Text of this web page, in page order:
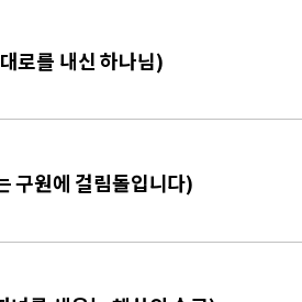
로를 내신 하나님)
구원에 걸림돌입니다)